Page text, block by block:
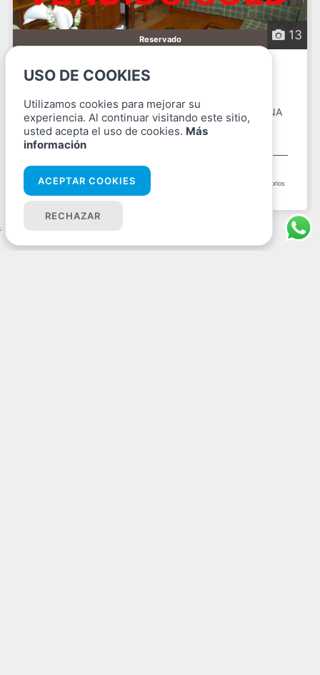
13
Reservado
Piso En Elche/Elx La Marina
PISO DE DOS DORMITORIOS, DOS BAÑOS,COCINA
INDEPENDIENTE,SALON
INDEPENDIENTE,AMUEBLADO Y EQUIPADO,AIRE
60 M² (útiles) 2 Dormitorios
;
USO DE COOKIES
Utilizamos cookies para mejorar su
experiencia. Al continuar visitando este sitio,
usted acepta el uso de cookies. Más
información
ACEPTAR COOKIES
RECHAZAR